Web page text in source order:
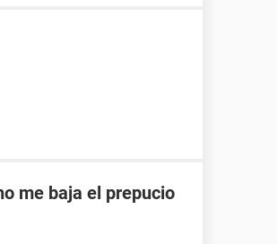
me baja el prepucio